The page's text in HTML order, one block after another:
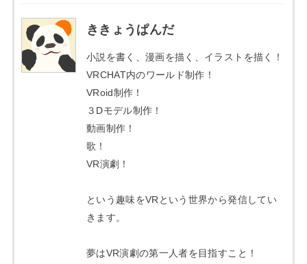
ききょうぱんだ
小説を書く、漫画を描く、イラストを描く！
VRCHAT内のワールド制作！
VRoid制作！
３Dモデル制作！
動画制作！
歌！
VR演劇！
という趣味をVRという世界から発信してい
きます。
夢はVR演劇の第一人者を目指すこと！